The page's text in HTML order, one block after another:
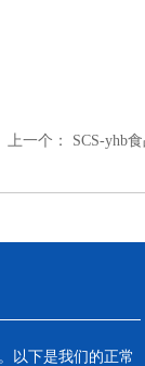
上一个： SCS-yhb
以下是我们的正常